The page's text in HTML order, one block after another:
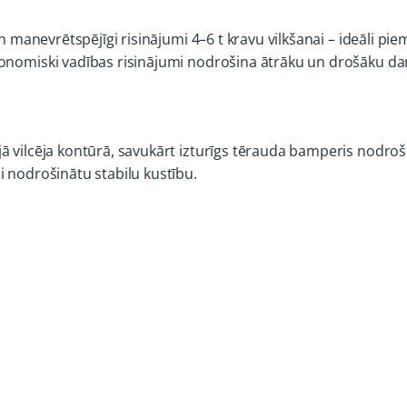
manevrētspējīgi risinājumi 4–6 t kravu vilkšanai – ideāli
vadības risinājumi nodrošina ātrāku un drošāku
vilcēja kontūrā, savukārt izturīgs tērauda bamperis
nodrošinātu stabilu kustību.